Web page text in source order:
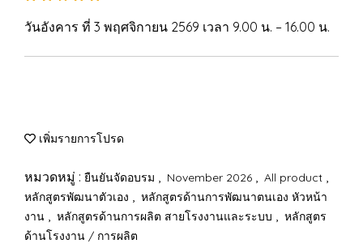
วันอังคาร ที่ 3 พฤศจิกายน 2569 เวลา 9.00 น. – 16.00 น.
เพิ่มรายการโปรด
หมวดหมู่ : ยืนยันจัดอบรม , November 2026 , All product ,
หลักสูตรพัฒนาตัวเอง , หลักสูตรด้านการพัฒนาตนเอง หัวหน้า
งาน , หลักสูตรด้านการผลิต สายโรงงานและระบบ , หลักสูตร
ด้านโรงงาน / การผลิต